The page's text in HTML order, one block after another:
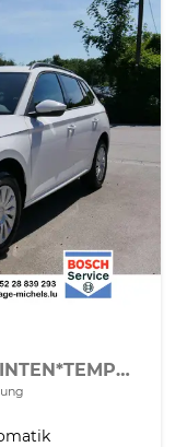
Selection 1.0 TSI DSG*PDC-HINTEN*TEMPOMAT*SMARTLINK*SHZ*LED*KLIMAAUTOMATIK*